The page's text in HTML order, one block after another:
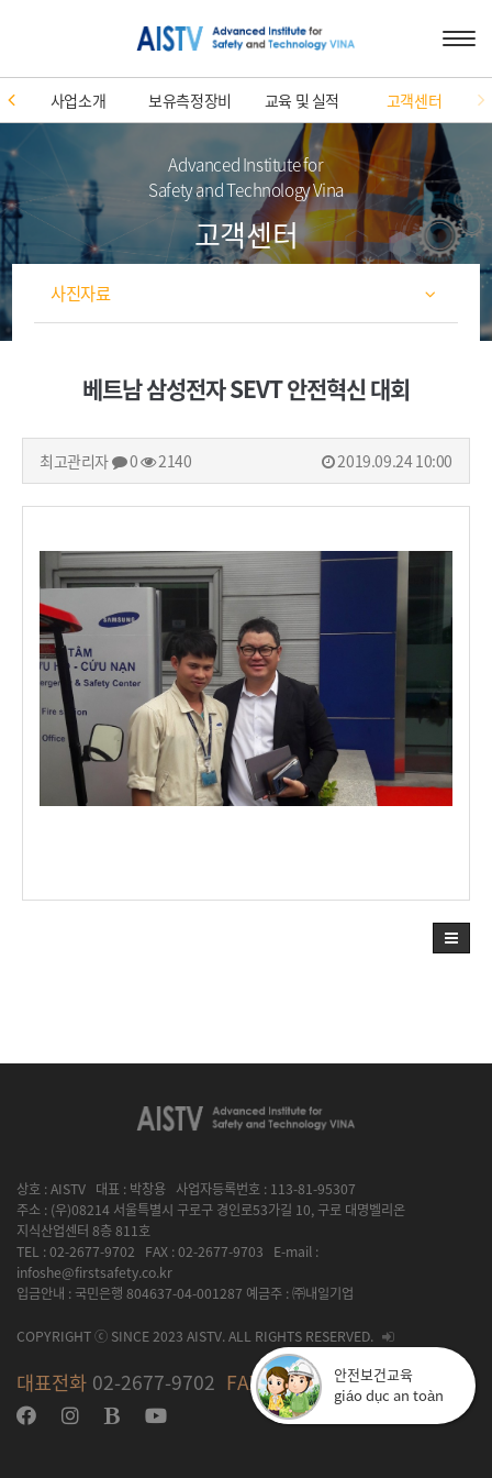
안전보건교육
giáo dục an toàn
사업소개 보유측정장비 교육 및 실적 고객센터
Advanced Institute for
Safety and Technology Vina
고객센터
사진자료
베트남 삼성전자 SEVT 안전혁신 대회
최고관리자 0 2140 2019.09.24 10:00
상호 : AISTV 대표 : 박창용 사업자등록번호 : 113-81-95307
주소 : (우)08214 서울특별시 구로구 경인로53가길 10, 구로 대명벨리온
지식산업센터 8층 811호
TEL : 02-2677-9702 FAX : 02-2677-9703 E-mail :
infoshe@firstsafety.co.kr
입금안내 : 국민은행 804637-04-001287 예금주 : ㈜내일기업
COPYRIGHT ⓒ SINCE 2023 AISTV. ALL RIGHTS RESERVED.
대표전화 02-2677-9702 FAX02-2677-9703